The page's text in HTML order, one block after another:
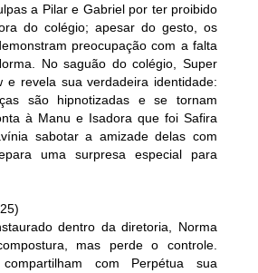
a Pilar e Gabriel por ter proibido
do colégio; apesar do gesto, os
preocupação com a falta
No saguão do colégio, Super
e revela sua verdadeira identidade:
são hipnotizadas e se tornam
à Manu e Isadora que foi Safira
sabotar a amizade delas com
uma surpresa especial para
dentro da diretoria, Norma
mas perde o controle.
com Perpétua sua